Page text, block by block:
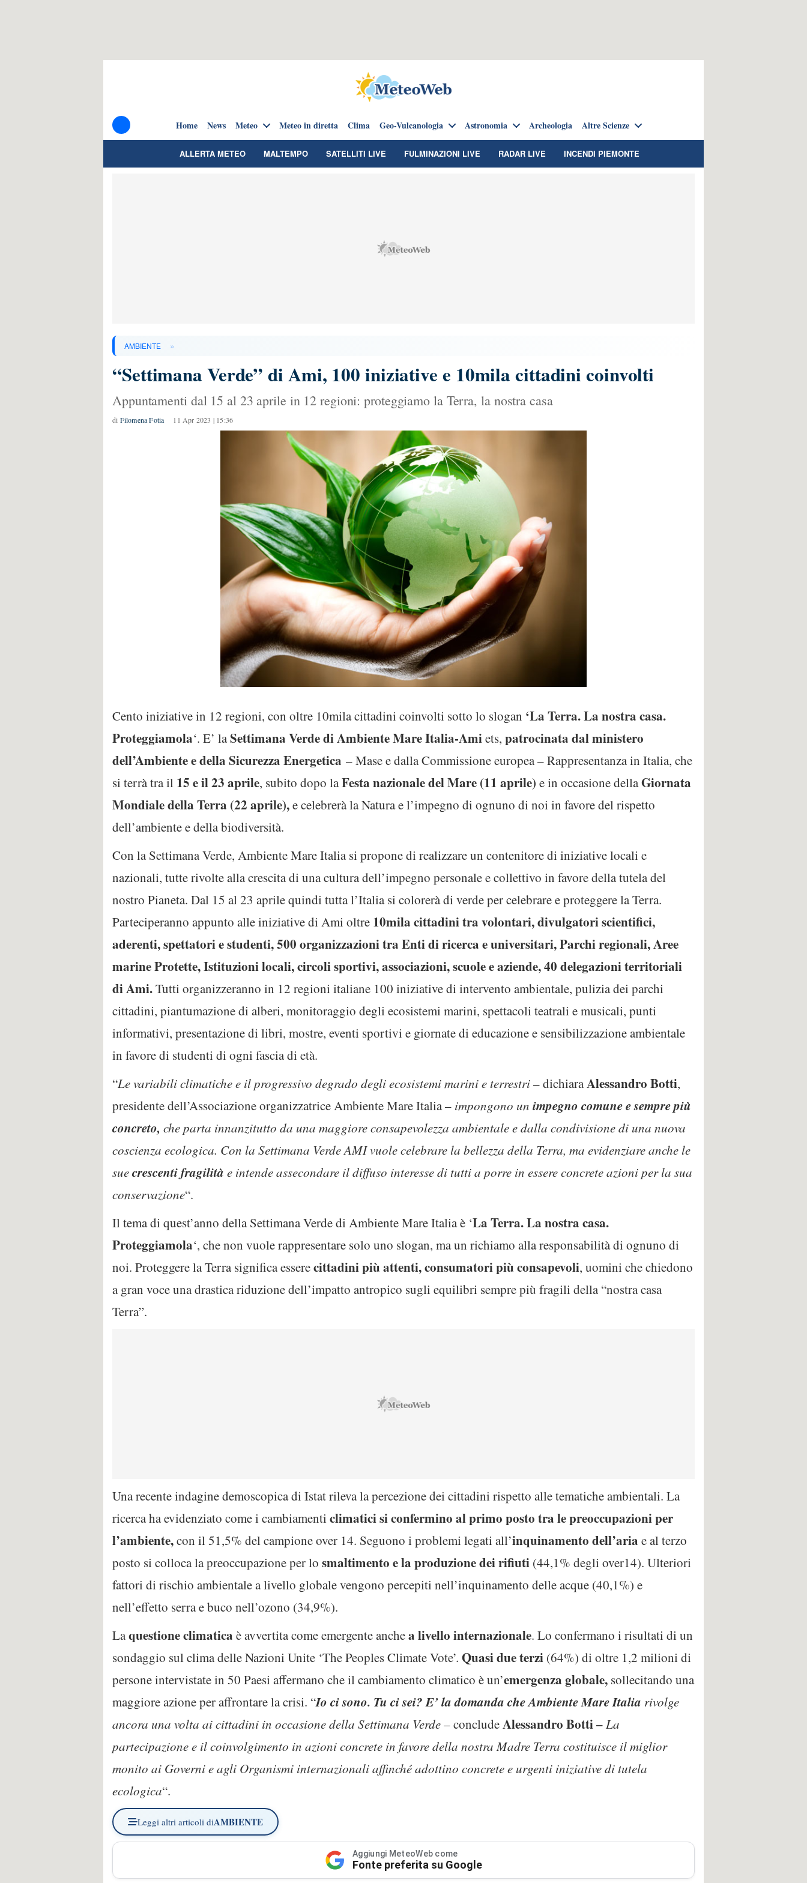
Home News Meteo Meteo in diretta Clima Geo-Vulcanologia Astronomia Archeologia Altre Scienze
ALLERTA METEO MALTEMPO SATELLITI LIVE FULMINAZIONI LIVE RADAR LIVE INCENDI PIEMONTE
AMBIENTE »
“Settimana Verde” di Ami, 100 iniziative e 10mila cittadini coinvolti
Appuntamenti dal 15 al 23 aprile in 12 regioni: proteggiamo la Terra, la nostra casa
di Filomena Fotia 11 Apr 2023 | 15:36
Cento iniziative in 12 regioni, con oltre 10mila cittadini coinvolti sotto lo slogan ‘La Terra. La nostra casa.
Proteggiamola‘. E’ laSettimana Verde di Ambiente Mare Italia-Amiets, patrocinata dal ministero
dell’Ambiente e della Sicurezza Energetica – Mase e dalla Commissione europea – Rappresentanza in Italia, che
si terrà tra il 15 e il 23 aprile, subito dopo laFesta nazionale del Mare (11 aprile) e in occasione dellaGiornata
Mondiale della Terra (22 aprile),e celebrerà la Natura e l’impegno di ognuno di noi in favore del rispetto
dell’ambiente e della biodiversità.
Con la Settimana Verde, Ambiente Mare Italia si propone di realizzare un contenitore di iniziative locali e
nazionali, tutte rivolte alla crescita di una cultura dell’impegno personale e collettivo in favore della tutela del
nostro Pianeta. Dal 15 al 23 aprile quindi tutta l’Italia si colorerà di verde per celebrare e proteggere la Terra.
Parteciperanno appunto alle iniziative di Ami oltre 10mila cittadini tra volontari, divulgatori scientifici,
aderenti, spettatori e studenti, 500 organizzazioni tra Enti di ricerca e universitari, Parchi regionali, Aree
marine Protette, Istituzioni locali, circoli sportivi, associazioni, scuole e aziende, 40 delegazioni territoriali
di Ami.Tutti organizzeranno in 12 regioni italiane 100 iniziative di intervento ambientale, pulizia dei parchi
cittadini, piantumazione di alberi, monitoraggio degli ecosistemi marini, spettacoli teatrali e musicali, punti
informativi, presentazione di libri, mostre, eventi sportivi e giornate di educazione e sensibilizzazione ambientale
in favore di studenti di ogni fascia di età.
“Le variabili climatiche e il progressivo degrado degli ecosistemi marini e terrestri– dichiaraAlessandro Botti,
presidente dell’Associazione organizzatrice Ambiente Mare Italia – impongono un impegno comune e sempre più
concreto, che parta innanzitutto da una maggiore consapevolezza ambientale e dalla condivisione di una nuova
coscienza ecologica. Con la Settimana Verde AMI vuole celebrare la bellezza della Terra, ma evidenziare anche le
suecrescenti fragilità e intende assecondare il diffuso interesse di tutti a porre in essere concrete azioni per la sua
conservazione“.
Il tema di quest’anno della Settimana Verde di Ambiente Mare Italia è ‘La Terra. La nostra casa.
Proteggiamola‘, che non vuole rappresentare solo uno slogan, ma un richiamo alla responsabilità di ognuno di
noi. Proteggere la Terra significa esserecittadini più attenti, consumatori più consapevoli, uomini che chiedono
a gran voce una drastica riduzione dell’impatto antropico sugli equilibri sempre più fragili della “nostra casa
Terra”.
Una recente indagine demoscopica di Istat rileva la percezione dei cittadini rispetto alle tematiche ambientali. La
ricerca ha evidenziato come i cambiamenti climatici si confermino al primo posto tra le preoccupazioni per
l’ambiente,con il 51,5% del campione over 14. Seguono i problemi legati all’inquinamento dell’aria e al terzo
posto si colloca la preoccupazione per lo smaltimento e la produzione dei rifiuti (44,1% degli over14). Ulteriori
fattori di rischio ambientale a livello globale vengono percepiti nell’inquinamento delle acque (40,1%) e
nell’effetto serra e buco nell’ozono (34,9%).
Laquestione climatica è avvertita come emergente anchea livello internazionale. Lo confermano i risultati di un
sondaggio sul clima delle Nazioni Unite ‘The Peoples Climate Vote’. Quasi due terzi (64%) di oltre 1,2 milioni di
persone intervistate in 50 Paesi affermano che il cambiamento climatico è un’emergenza globale, sollecitando una
maggiore azione per affrontare la crisi. “Io ci sono. Tu ci sei? E’ la domanda che Ambiente Mare Italia rivolge
ancora una volta ai cittadini in occasione della Settimana Verde– concludeAlessandro Botti –La
partecipazione e il coinvolgimento in azioni concrete in favore della nostra Madre Terra costituisce il miglior
monito ai Governi e agli Organismi internazionali affinché adottino concrete e urgenti iniziative di tutela
ecologica“.
Leggi altri articoli diAMBIENTE
Aggiungi MeteoWeb come
Fonte preferita su Google